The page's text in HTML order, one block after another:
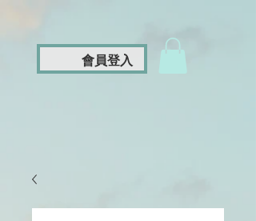
會員登入